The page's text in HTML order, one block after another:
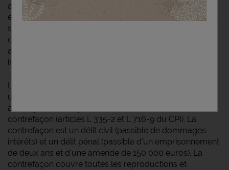
adaptation, transformation, totale ou partielle de ce site
et de ses contenus par quelle que personne que ce soit,
sans l'autorisation expresse de l'éditeur est interdite et
constituerait une contrefaçon sanctionnée par les
articles L. 335-2 et suivants du Code de la propriété
intellectuelle.
La personne qui reproduit sans autorisation de l'auteur
une oeuvre sur un serveur Internet pour mettre celle-ci
à la disposition du public commet un acte de
contrefaçon (articles L 335-2 et L 716-9 du CPI). La
contrefaçon est un délit civil (passible de dommages-
intérêts) et un délit pénal (passible d'un emprisonnement
de deux ans et d'une amende de 150 000 euros). La
contrefaçon couvre toutes les reproductions et